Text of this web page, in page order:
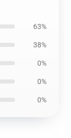
63%
38%
0%
0%
0%